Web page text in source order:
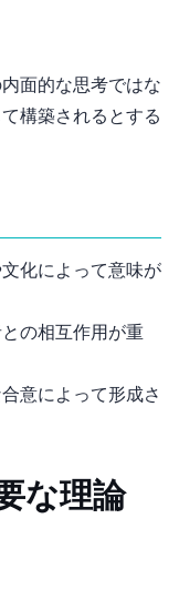
面的な思考ではな
構築されるとする
文化によって意味が
との相互作用が重
合意によって形成さ
な理論